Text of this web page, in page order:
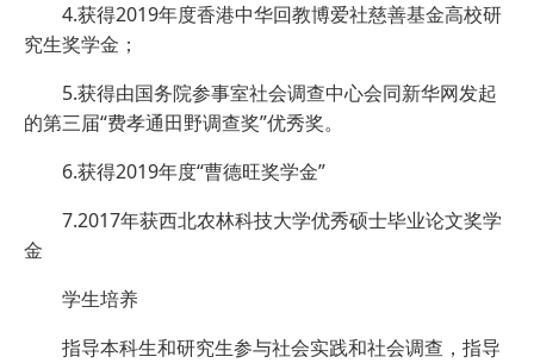
4.获得2019年度香港中华回教博爱社慈善基金高校研
究生奖学金；
5.获得由国务院参事室社会调查中心会同新华网发起
的第三届“费孝通田野调查奖”优秀奖。
6.获得2019年度“曹德旺奖学金”
7.2017年获西北农林科技大学优秀硕士毕业论文奖学
金
学生培养
指导本科生和研究生参与社会实践和社会调查，指导